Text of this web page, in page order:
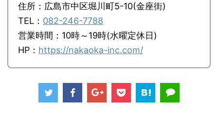
住所：広島市中区堀川町5-10(金座街)
TEL： 082-246-7788
営業時間：10時～19時(水曜定休日)
HP： https://nakaoka-inc.com/